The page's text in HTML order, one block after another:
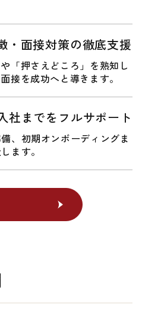
・面接対策の徹底支援
「押さえどころ」を熟知し
接を成功へと導きます。
社までをフルサポート
、初期オンボーディングま
ます。